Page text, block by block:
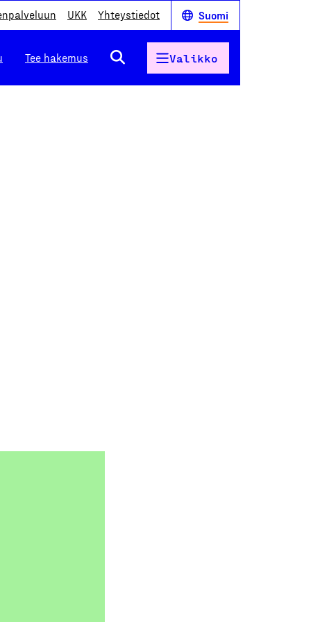
UKK Yhteystiedot Suomi
Tee hakemus Valikko